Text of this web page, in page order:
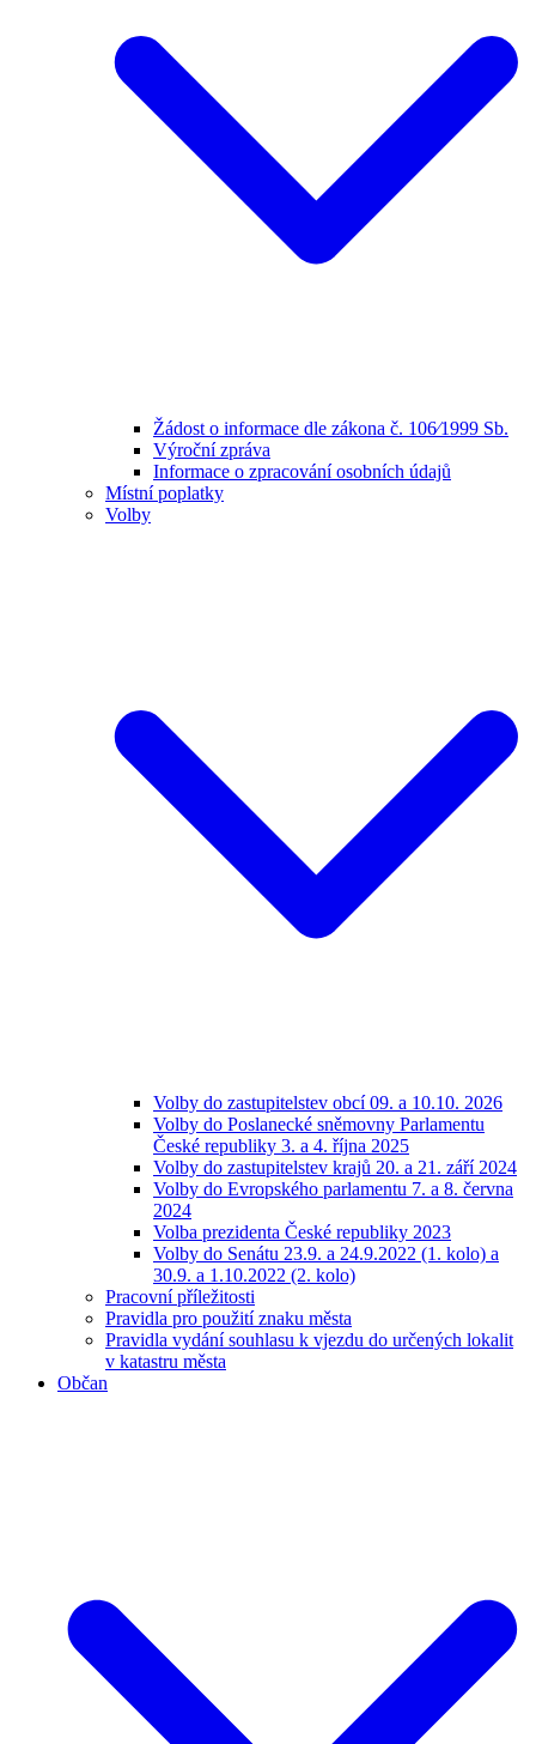
Žádost o informace dle zákona č. 106⁄1999 Sb.
Výroční zpráva
Informace o zpracování osobních údajů
Místní poplatky
Volby
Volby do zastupitelstev obcí 09. a 10.10. 2026
Volby do Poslanecké sněmovny Parlamentu
České republiky 3. a 4. října 2025
Volby do zastupitelstev krajů 20. a 21. září 2024
Volby do Evropského parlamentu 7. a 8. června
2024
Volba prezidenta České republiky 2023
Volby do Senátu 23.9. a 24.9.2022 (1. kolo) a
30.9. a 1.10.2022 (2. kolo)
Pracovní příležitosti
Pravidla pro použití znaku města
Pravidla vydání souhlasu k vjezdu do určených lokalit
v katastru města
Občan